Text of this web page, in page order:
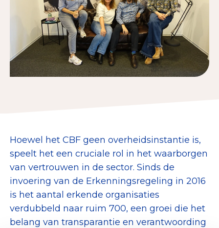
Contact & Signalen
Check keurmerk goede doelen
Nieuws
Over het CBF
Veelgestelde vragen
Register Erkende Donatieplatformen
Hoewel het CBF geen overheidsinstantie is,
speelt het een cruciale rol in het waarborgen
van vertrouwen in de sector. Sinds de
invoering van de Erkenningsregeling in 2016
is het aantal erkende organisaties
verdubbeld naar ruim 700, een groei die het
belang van transparantie en verantwoording